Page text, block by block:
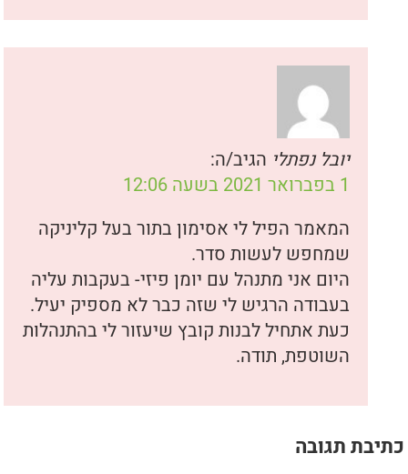
יובל נפתלי הגיב/ה:
1 בפברואר 2021 בשעה 12:06
המאמר הפיל לי אסימון בתור בעל קליניקה
שמחפש לעשות סדר.
היום אני מתנהל עם יומן פיזי- בעקבות עליה
בעבודה הרגיש לי שזה כבר לא מספיק יעיל.
כעת אתחיל לבנות קובץ שיעזור לי בהתנהלות
השוטפת, תודה.
כתיבת תגובה